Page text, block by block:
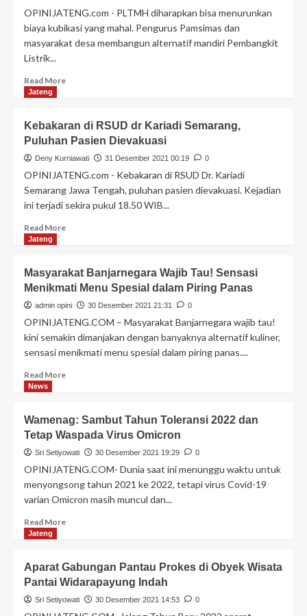
OPINIJATENG.com - PLTMH diharapkan bisa menurunkan
biaya kubikasi yang mahal. Pengurus Pamsimas dan
masyarakat desa membangun alternatif mandiri Pembangkit
Listrik...
Read More
Jateng
Kebakaran di RSUD dr Kariadi Semarang,
Puluhan Pasien Dievakuasi
Deny Kurniawati 31 Desember 2021 00:19 0
OPINIJATENG.com - Kebakaran di RSUD Dr. Kariadi
Semarang Jawa Tengah, puluhan pasien dievakuasi. Kejadian
ini terjadi sekira pukul 18.50 WIB...
Read More
Jateng
Masyarakat Banjarnegara Wajib Tau! Sensasi
Menikmati Menu Spesial dalam Piring Panas
admin opini 30 Desember 2021 21:31 0
OPINIJATENG.COM – Masyarakat Banjarnegara wajib tau!
kini semakin dimanjakan dengan banyaknya alternatif kuliner,
sensasi menikmati menu spesial dalam piring panas....
Read More
News
Wamenag: Sambut Tahun Toleransi 2022 dan
Tetap Waspada Virus Omicron
Sri Setiyowati 30 Desember 2021 19:29 0
OPINIJATENG.COM- Dunia saat ini menunggu waktu untuk
menyongsong tahun 2021 ke 2022, tetapi virus Covid-19
varian Omicron masih muncul dan...
Read More
Jateng
Aparat Gabungan Pantau Prokes di Obyek Wisata
Pantai Widarapayung Indah
Sri Setiyowati 30 Desember 2021 14:53 0